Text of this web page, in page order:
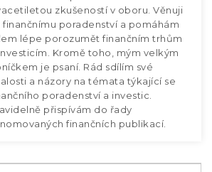
zkušeností v oboru. Věnuji
finančnímu poradenství a pomáhám
lépe porozumět finančním trhům
Kromě toho, mým velkým
je psaní. Rád sdílím své
a názory na témata týkající se
poradenství a investic.
přispívám do řady
finančních publikací.